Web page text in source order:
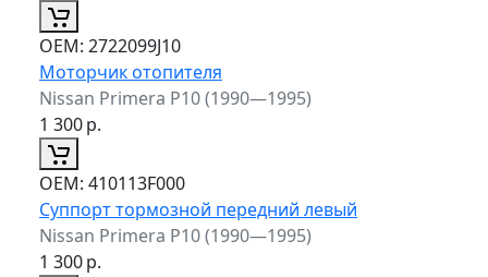
ОЕМ: 2722099J10
Моторчик отопителя
Nissan Primera P10 (1990—1995)
1 300р.
ОЕМ: 410113F000
Суппорт тормозной передний левый
Nissan Primera P10 (1990—1995)
1 300р.